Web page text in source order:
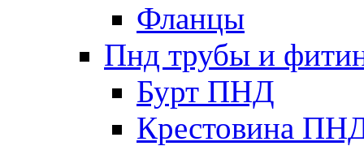
Фланцы
Пнд трубы и
Бурт ПНД
Крестовина